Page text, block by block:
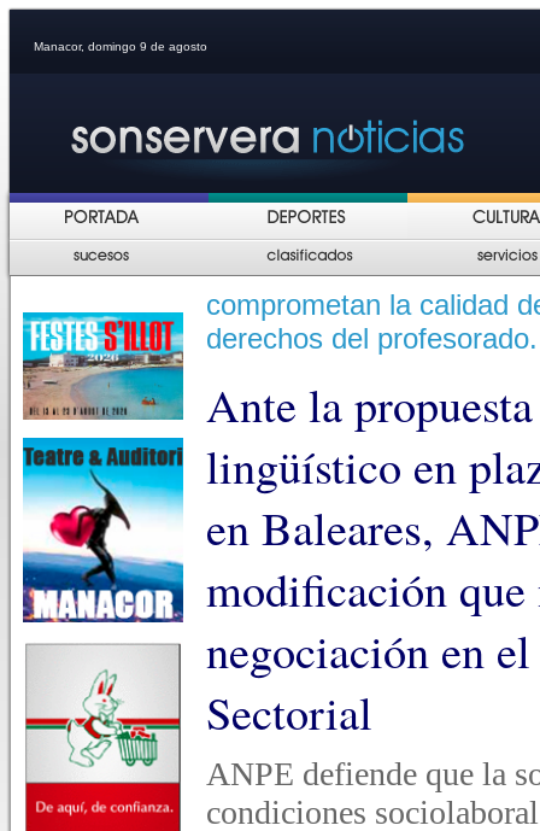
Manacor, domingo 9 de agosto
comprometan la calidad
derechos del profesorado.
Ante la
lingüístico en
en Baleares,
modificación que
negociación en
Sectorial
ANPE defiende que la
condiciones